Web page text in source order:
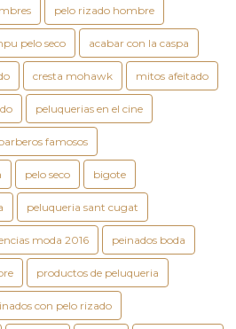
pelo rizado hombre
pelo seco acabar con la caspa
cresta mohawk mitos afeitado
peluquerias en el cine
famosos
pelo seco bigote
peluqueria sant cugat
moda 2016 peinados boda
productos de peluqueria
con pelo rizado